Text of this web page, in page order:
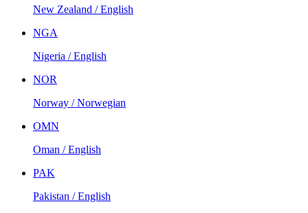
New Zealand / English
NGA
Nigeria / English
NOR
Norway / Norwegian
OMN
Oman / English
PAK
Pakistan / English